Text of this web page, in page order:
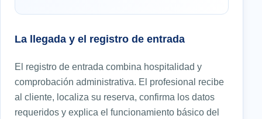
La llegada y el registro de entrada
El registro de entrada combina hospitalidad y
comprobación administrativa. El profesional recibe
al cliente, localiza su reserva, confirma los datos
requeridos y explica el funcionamiento básico del